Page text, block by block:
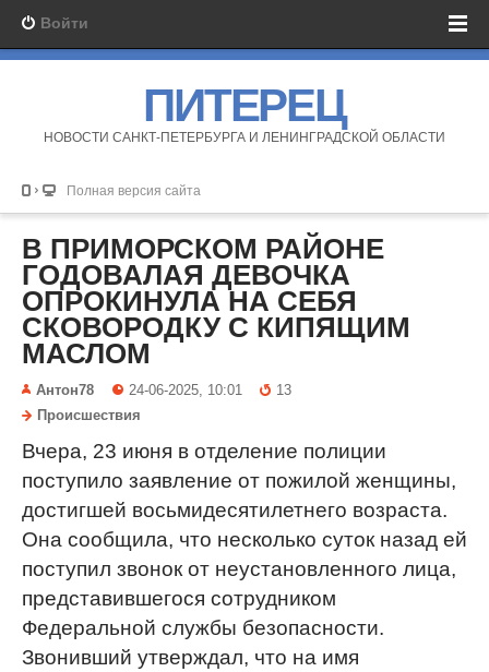
Войти
ПИТЕРЕЦ
НОВОСТИ САНКТ-ПЕТЕРБУРГА И ЛЕНИНГРАДСКОЙ ОБЛАСТИ
Полная версия сайта
В ПРИМОРСКОМ РАЙОНЕ
ГОДОВАЛАЯ ДЕВОЧКА
ОПРОКИНУЛА НА СЕБЯ
СКОВОРОДКУ С КИПЯЩИМ
МАСЛОМ
Антон78 24-06-2025, 10:01
13
Происшествия
Вчера, 23 июня в отделение полиции
поступило заявление от пожилой женщины,
достигшей восьмидесятилетнего возраста.
Она сообщила, что несколько суток назад ей
поступил звонок от неустановленного лица,
представившегося сотрудником
Федеральной службы безопасности.
Звонивший утверждал, что на имя